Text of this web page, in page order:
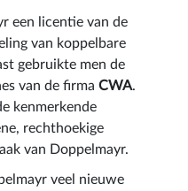
een licentie van de
van koppelbare
gebruikte men de
van de firma CWA.
kenmerkende
rechthoekige
van Doppelmayr.
veel nieuwe